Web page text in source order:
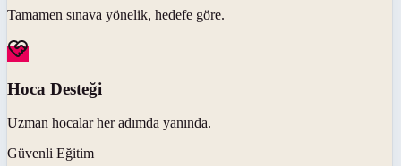
Tamamen sınava yönelik, hedefe göre.
Hoca Desteği
Uzman hocalar her adımda yanında.
Güvenli Eğitim